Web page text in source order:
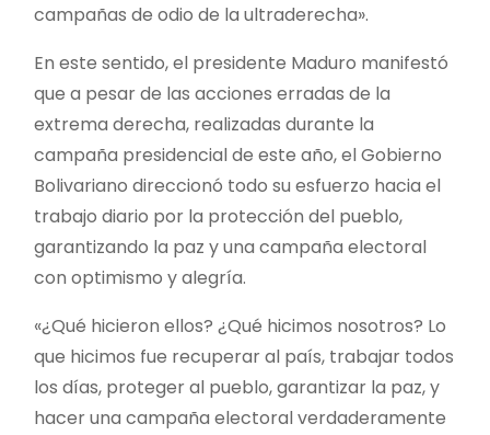
campañas de odio de la ultraderecha».
En este sentido, el presidente Maduro manifestó
que a pesar de las acciones erradas de la
extrema derecha, realizadas durante la
campaña presidencial de este año, el Gobierno
Bolivariano direccionó todo su esfuerzo hacia el
trabajo diario por la protección del pueblo,
garantizando la paz y una campaña electoral
con optimismo y alegría.
«¿Qué hicieron ellos? ¿Qué hicimos nosotros? Lo
que hicimos fue recuperar al país, trabajar todos
los días, proteger al pueblo, garantizar la paz, y
hacer una campaña electoral verdaderamente